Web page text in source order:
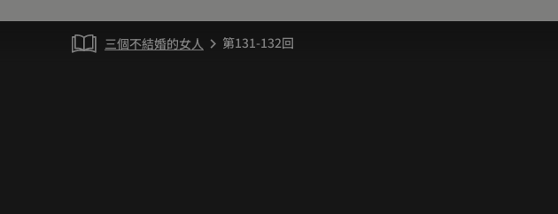
三個不結婚的女人 chevron_right 第131-132回